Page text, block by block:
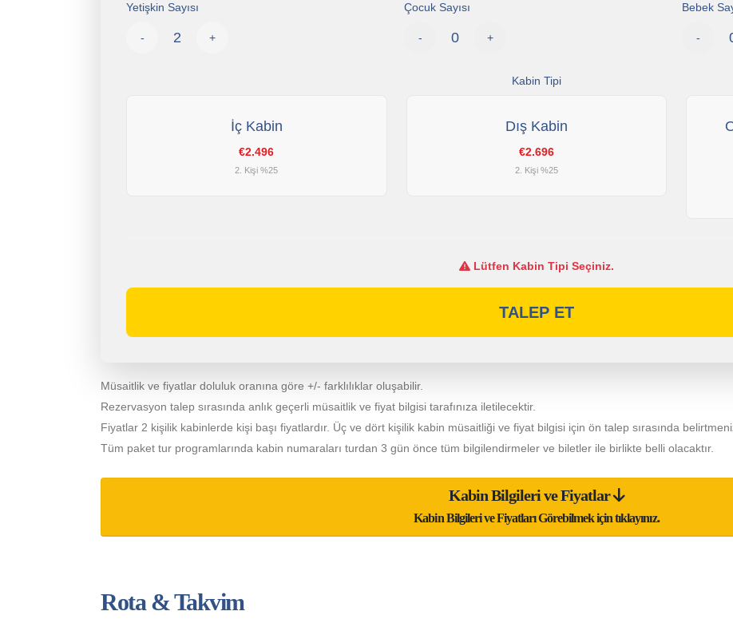
Yetişkin Sayısı
- +
Çocuk Sayısı
- +
Bebek
-
Kabin Tipi
İç Kabin
€2.496
2. Kişi %25
Dış Kabin
€2.696
2. Kişi %25
Lütfen Kabin Tipi Seçiniz.
TALEP ET
Müsaitlik ve fiyatlar doluluk oranına göre +/- farklılıklar oluşabilir.
Rezervasyon talep sırasında anlık geçerli müsaitlik ve fiyat bilgisi tarafınıza iletilecektir.
Fiyatlar 2 kişilik kabinlerde kişi başı fiyatlardır. Üç ve dört kişilik kabin müsaitliği ve fiyat bilgisi için ön talep sırasında
Tüm paket tur programlarında kabin numaraları turdan 3 gün önce tüm bilgilendirmeler ve biletler ile birlikte belli olacaktır.
Kabin Bilgileri ve Fiyatlar
Kabin Bilgileri ve Fiyatları Görebilmek için tıklayınız.
Rota & Takvim